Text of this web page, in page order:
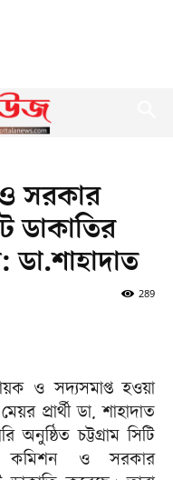
ও সরকার
ডাকাতির
ডা.শাহাদাত
289
ও সদ্যসমাপ্ত হওয়া
প্রার্থী ডা. শাহাদাত
চট্টগ্রাম সিটি
কমিশন ও সরকার